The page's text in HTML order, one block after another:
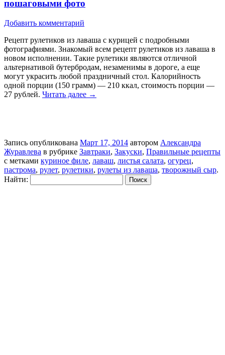
пошаговыми фото
Добавить комментарий
Рецепт рулетиков из лаваша с курицей с подробными
фотографиями. Знакомый всем рецепт рулетиков из лаваша в
новом исполнении. Такие рулетики являются отличной
альтернативой бутербродам, незаменимы в дороге, а еще
могут украсить любой праздничный стол. Калорийность
одной порции (150 грамм) — 210 ккал, стоимость порции —
27 рублей. Читать далее →
Запись опубликована Март 17, 2014 автором Александра
Журавлева в рубрике Завтраки, Закуски, Правильные рецепты
с метками куриное филе, лаваш, листья салата, огурец,
пастрома, рулет, рулетики, рулеты из лаваша, творожный сыр.
Найти: